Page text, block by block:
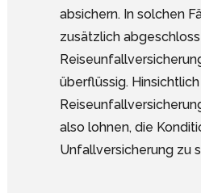
absichern. In solchen
zusätzlich
überflüssig.
also lohnen, die
Unfallversicherung zu